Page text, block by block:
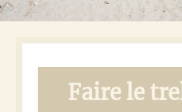
Faire le